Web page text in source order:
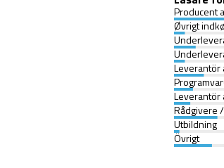
Producent
Øvrigt
Leverantör
Leverantör
Rådgivere
Utbildning
Övrigt